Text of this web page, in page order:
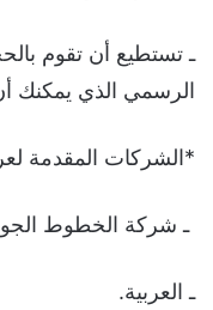
ـ تستطيع أن تقوم
الرسمي الذي يمكنك
*الشركات المقدمة
ـ شركة الخطوط
ـ العربية.